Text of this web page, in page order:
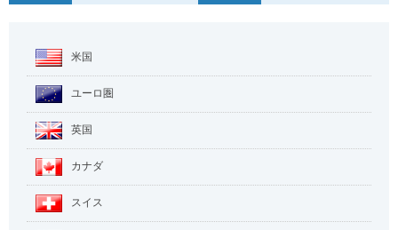
米国
ユーロ圏
英国
カナダ
スイス